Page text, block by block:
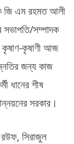
জি এম রহমত আলী
সম্পাদক
কৃষাণ-কৃষাণী আজ
জন্য কাজ
ধানের শীষ
সরকার।
রউফ, সিরাজুল